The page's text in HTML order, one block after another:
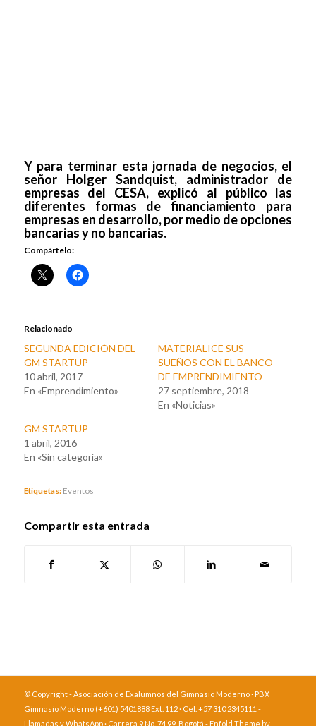
Y para terminar esta jornada de negocios, el
señor Holger Sandquist, administrador de
empresas del CESA, explicó al público las
diferentes formas de financiamiento para
empresas en desarrollo, por medio de opciones
bancarias y no bancarias.
Compártelo:
Relacionado
SEGUNDA EDICIÓN DEL
GM STARTUP
10 abril, 2017
En «Emprendimiento»
MATERIALICE SUS
SUEÑOS CON EL BANCO
DE EMPRENDIMIENTO
27 septiembre, 2018
En «Noticias»
GM STARTUP
1 abril, 2016
En «Sin categoría»
Etiquetas: Eventos
Compartir esta entrada
© Copyright - Asociación de Exalumnos del Gimnasio Moderno · PBX
Gimnasio Moderno (+601) 5401888 Ext. 112 · Cel. +57 310 2345111 -
Llamadas y WhatsApp · Carrera 9 No. 74 99, Bogotá - Enfold Theme by